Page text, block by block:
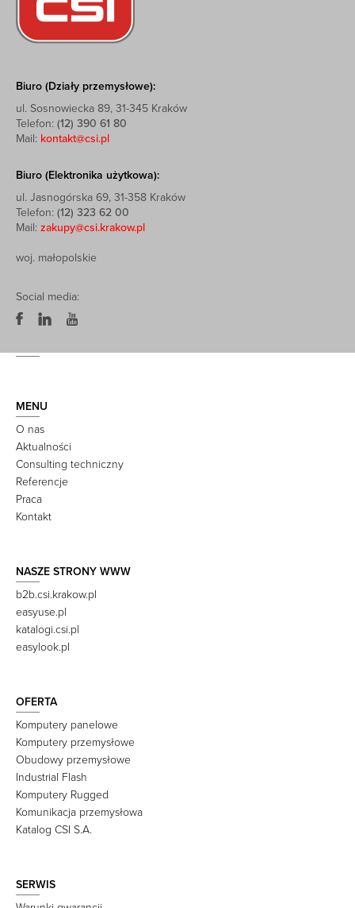
Biuro (Działy przemysłowe):
ul. Sosnowiecka 89, 31-345 Kraków
Telefon: (12) 390 61 80
Mail: kontakt@csi.pl
Biuro (Elektronika użytkowa):
ul. Jasnogórska 69, 31-358 Kraków
Telefon: (12) 323 62 00
Mail: zakupy@csi.krakow.pl
woj. małopolskie
Social media:
MENU
O nas
Aktualności
Consulting techniczny
Referencje
Praca
Kontakt
NASZE STRONY WWW
b2b.csi.krakow.pl
easyuse.pl
katalogi.csi.pl
easylook.pl
OFERTA
Komputery panelowe
Komputery przemysłowe
Obudowy przemysłowe
Industrial Flash
Komputery Rugged
Komunikacja przemysłowa
Katalog CSI S.A.
SERWIS